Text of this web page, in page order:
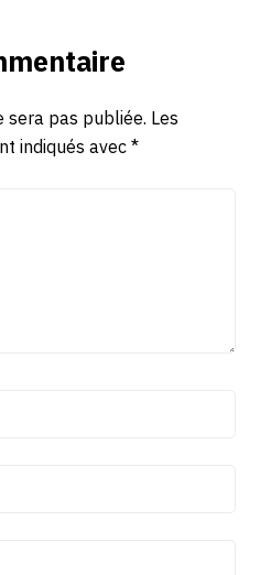
sera pas publiée. Les
indiqués avec*